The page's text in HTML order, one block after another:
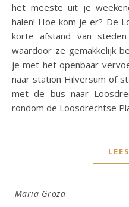
het meeste uit je
halen! Hoe kom je er? De
korte afstand van
waardoor ze gemakkelijk
je met het openbaar
naar station Hilversum of
met de bus naar
rondom de Loosdrechtse
Maria Groza